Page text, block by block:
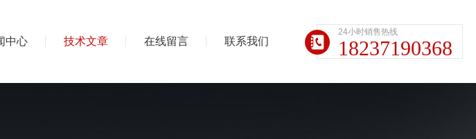
中心 技术文章 在线留言 联系我们
24小时销售热线
18237190368